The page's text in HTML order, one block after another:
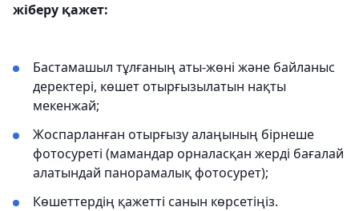
жіберу қажет:
Бастамашыл тұлғаның аты-жөні және байланыс
деректері, көшет отырғызылатын нақты
мекенжай;
Жоспарланған отырғызу алаңының бірнеше
фотосуреті (мамандар орналасқан жерді бағалай
алатындай панорамалық фотосурет);
Көшеттердің қажетті санын көрсетіңіз.